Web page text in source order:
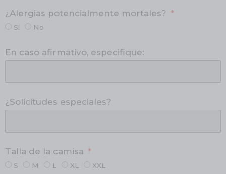
¿Alergias potencialmente mortales?
Sí No
En caso afirmativo, especifique:
¿Solicitudes especiales?
Talla de la camisa
S M L XL XXL